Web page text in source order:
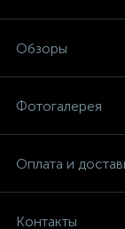
Обзоры
Фотогалерея
Оплата и
Контакты